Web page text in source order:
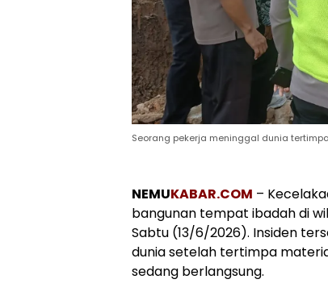
Seorang pekerja meninggal dunia
NEMUKABAR.COM –
bangunan tempat ibadah di
Sabtu (13/6/2026). Insiden
dunia setelah tertimpa
sedang berlangsung.